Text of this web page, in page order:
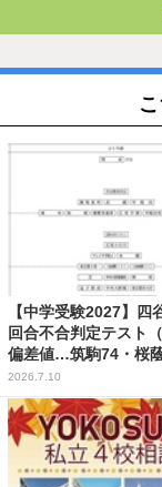
【中学受験2027】四
回合不合判定テスト
偏差値…筑駒74・桜
2026.7.10